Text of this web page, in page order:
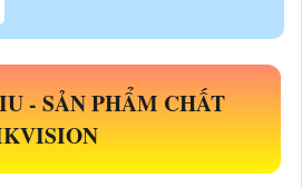
- SẢN PHẨM CHẤT